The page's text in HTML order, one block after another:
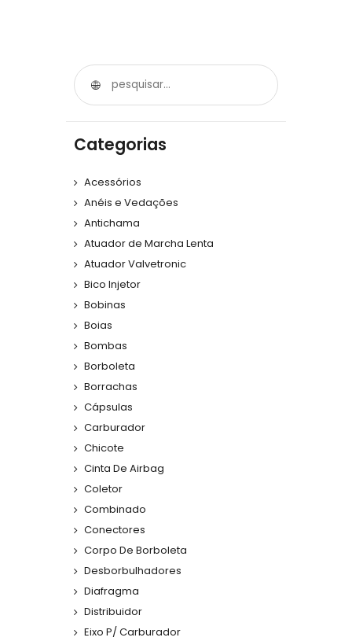
Categorias
Acessórios
Anéis e Vedações
Antichama
Atuador de Marcha Lenta
Atuador Valvetronic
Bico Injetor
Bobinas
Boias
Bombas
Borboleta
Borrachas
Cápsulas
Carburador
Chicote
Cinta De Airbag
Coletor
Combinado
Conectores
Corpo De Borboleta
Desborbulhadores
Diafragma
Distribuidor
Eixo P/ Carburador